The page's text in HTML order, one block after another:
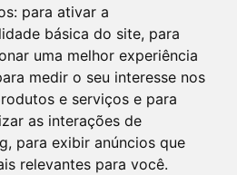
para ativar a
básica do site, para
uma melhor experiência
medir o seu interesse nos
e serviços e para
as interações de
, para exibir anúncios que
relevantes para você.